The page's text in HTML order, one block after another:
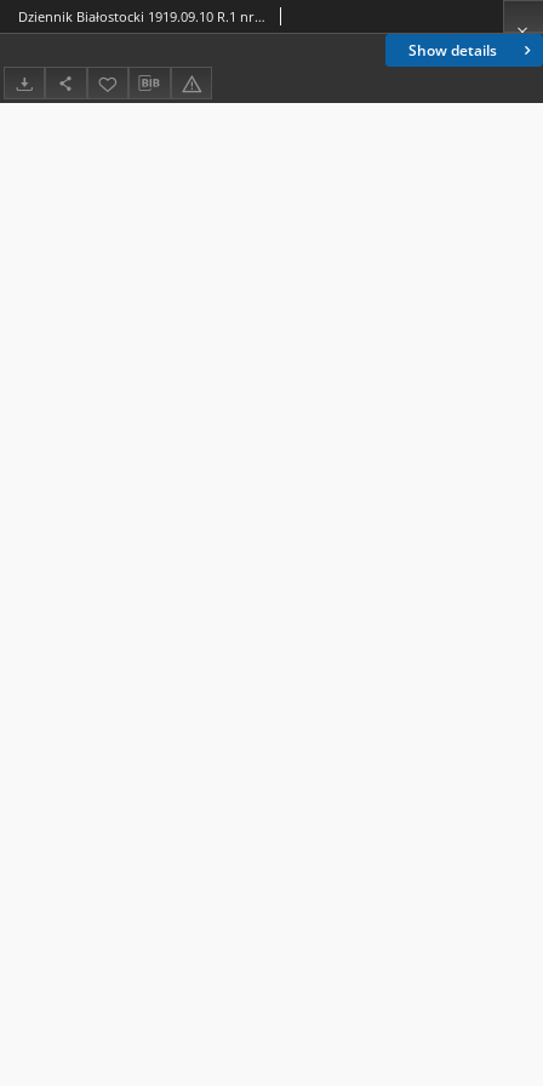
Show details
Dziennik Białostocki 1919.09.10 R.1 nr 128